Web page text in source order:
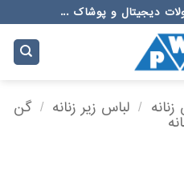
دیجیتال و پوشاک ...
/ لباس زیر زنانه / گن